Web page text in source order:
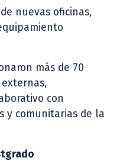
nuevas oficinas,
más de 70
con
y comunitarias de la